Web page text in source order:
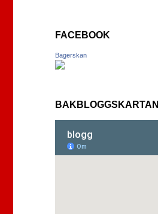
FACEBOOK
Bagerskan
BAKBLOGGSKARTAN